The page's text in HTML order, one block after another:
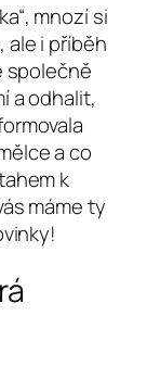
mnozí si
ale i příběh
společně
a odhalit,
a co
k
máme ty